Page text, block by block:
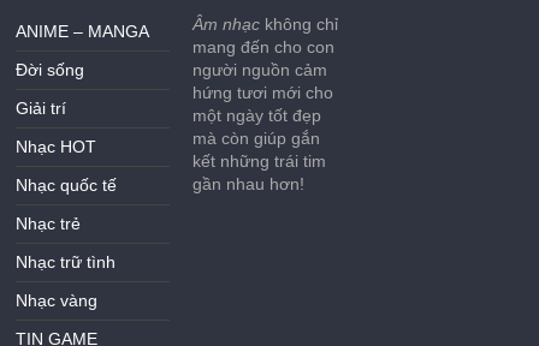
ANIME – MANGA
Đời sống
Giải trí
Nhạc HOT
Nhạc quốc tế
Nhạc trẻ
Nhạc trữ tình
Nhạc vàng
TIN GAME
Âm nhạc không chỉ
mang đến cho con
người nguồn cảm
hứng tươi mới cho
một ngày tốt đẹp
mà còn giúp gắn
kết những trái tim
gần nhau hơn!